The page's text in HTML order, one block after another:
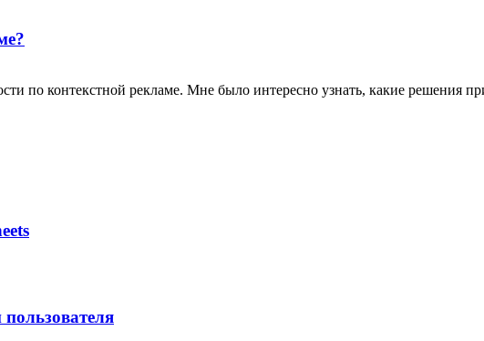
по контекстной рекламе. Мне было интересно узнать, какие решения